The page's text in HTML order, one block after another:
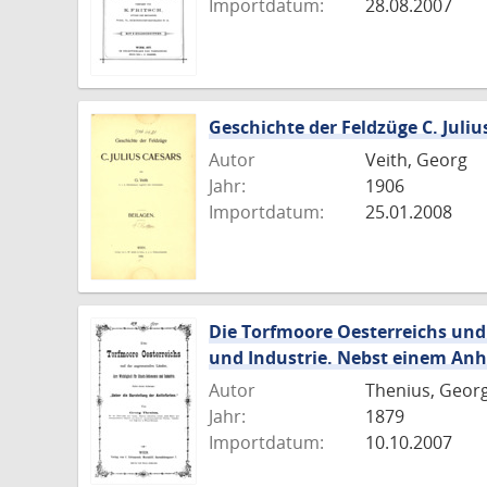
Importdatum: 28.08.2007
Geschichte der Feldzüge C.
Autor
Veith, Georg
Jahr:
1906
Importdatum:
25.01.2008
Die Torfmoore Oesterreichs
und Industrie. Nebst einem
Autor
Thenius,
Jahr:
1879
Importdatum:
10.10.2007